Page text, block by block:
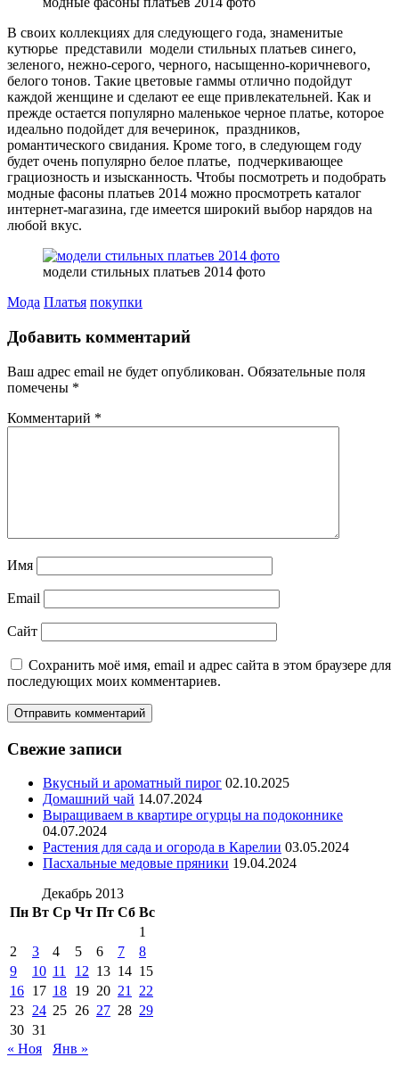
В своих коллекциях для следующего года, знаменитые
кутюрье представили модели стильных платьев синего,
зеленого, нежно-серого, черного, насыщенно-коричневого,
белого тонов. Такие цветовые гаммы отлично подойдут
каждой женщине и сделают ее еще привлекательней. Как и
прежде остается популярно маленькое черное платье, которое
идеально подойдет для вечеринок, праздников,
романтического свидания. Кроме того, в следующем году
будет очень популярно белое платье, подчеркивающее
грациозность и изысканность. Чтобы посмотреть и подобрать
модные фасоны платьев 2014 можно просмотреть каталог
интернет-магазина, где имеется широкий выбор нарядов на
любой вкус.
модели стильных платьев 2014 фото
Мода Платья покупки
Добавить комментарий
Ваш адрес email не будет опубликован. Обязательные поля
помечены *
Комментарий *
Имя
Email
Сайт
Сохранить моё имя, email и адрес сайта в этом браузере для
последующих моих комментариев.
Свежие записи
Вкусный и ароматный пирог 02.10.2025
Домашний чай 14.07.2024
Выращиваем в квартире огурцы на подоконнике
04.07.2024
Растения для сада и огорода в Карелии 03.05.2024
Пасхальные медовые пряники 19.04.2024
Декабрь 2013
Пн Вт Ср Чт Пт Сб Вс
1
2
3 4 5 6 7
8
9
10 11 12 13 14 15
16 17 18 19 20 21
22
23 24 25 26 27 28 29
30 31
« Ноя
Янв »